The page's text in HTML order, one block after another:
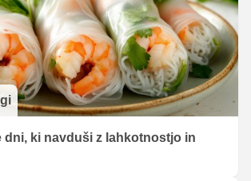
dni, ki navduši z lahkotnostjo in